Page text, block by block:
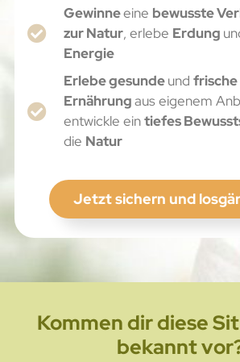
Gewinneeine bewusste
zur Natur, erlebe Erdung
Energie
Erlebe gesundeundfrische
Ernährungaus eigenem
entwickle eintiefes
die Natur
Jetzt sichern und
Kommen dir diese
bekannt